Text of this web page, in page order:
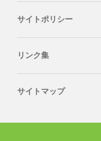
サイトポリシー
リンク集
サイトマップ